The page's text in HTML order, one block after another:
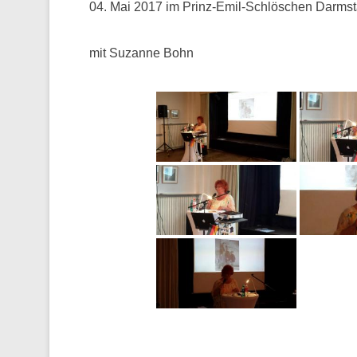
04. Mai 2017 im Prinz-Emil-Schlöschen
mit Suzanne Bohn